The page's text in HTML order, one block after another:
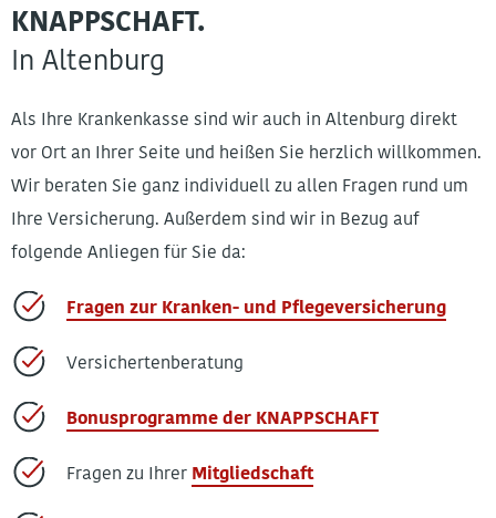
KNAPPSCHAFT.
In Altenburg
Als Ihre Krankenkasse sind wir auch in Altenburg direkt
vor Ort an Ihrer Seite und heißen Sie herzlich willkommen.
Wir beraten Sie ganz individuell zu allen Fragen rund um
Ihre Versicherung. Außerdem sind wir in Bezug auf
folgende Anliegen für Sie da:
Fragen zur Kranken- und Pflegeversicherung
Versichertenberatung
Bonusprogramme der KNAPPSCHAFT
Fragen zu Ihrer Mitgliedschaft